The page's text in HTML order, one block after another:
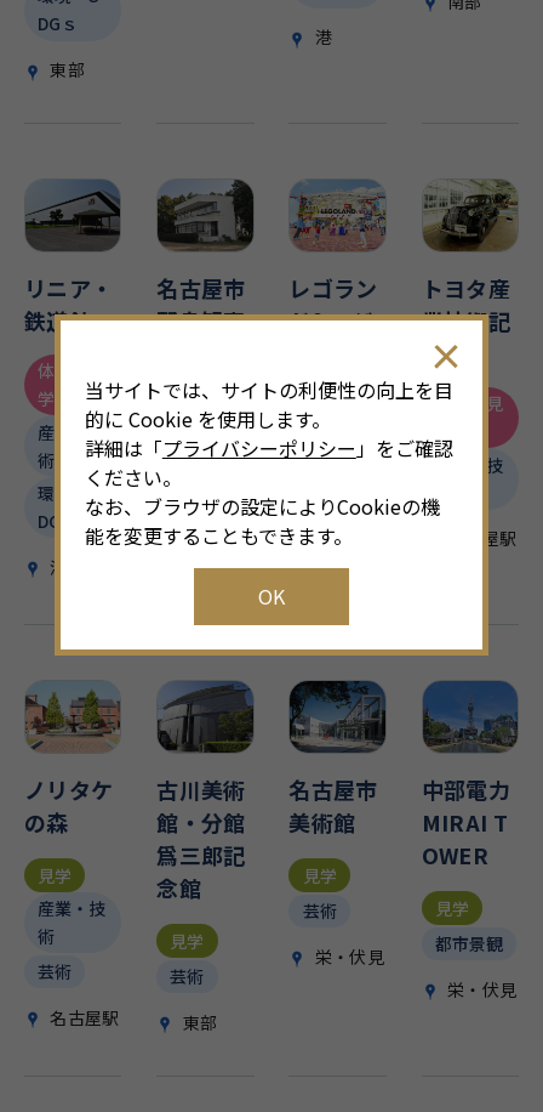
DGｓ
東部
港
リニア・
鉄道館
体験・見
学
産業・技
術
環境・S
DGｓ
港
名古屋市
野鳥観察
体験・見
学
生態観察
港
レゴラン
ド®・ジ
リゾート
体験・見
学
産業・技
術
港
トヨタ産
業技術記
念館
体験・見
産業・技
術
名古屋駅
ノリタケ
の森
見学
産業・技
術
芸術
名古屋駅
古川美術
館・分館
爲三郎記
念館
見学
芸術
東部
名古屋市
美術館
見学
芸術
栄・伏見
中部電力
MIRAI T
OWER
見学
都市景観
栄・伏見
当サイトでは、サイトの利便性の向上を目
的に Cookie を使用します。
詳細は「プライバシーポリシー」をご確認
ください。
なお、ブラウザの設定によりCookieの機
能を変更することもできます。
OK